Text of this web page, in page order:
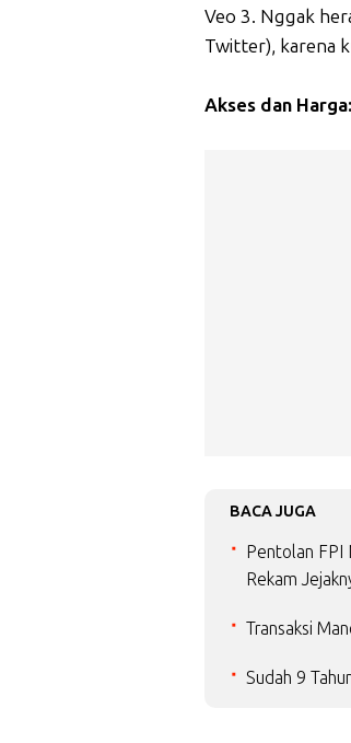
Veo 3. Nggak
Twitter), karena
Akses dan
BACA JUGA
Pentolan FPI
Rekam
Transaksi
Sudah 9